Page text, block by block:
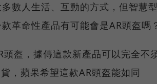
數人生活、互動的方式，但智慧型
革命性產品有可能會是AR頭盔嗎
盔，據傳這款新產品可以完全不
，蘋果希望這款AR頭盔能如同